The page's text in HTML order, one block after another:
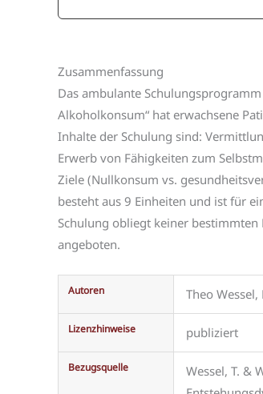
Zusammenfassung
Das ambulante
Alkoholkonsum“ hat erwachsene
Inhalte der Schulung sind:
Erwerb von Fähigkeiten zum
Ziele (Nullkonsum vs.
besteht aus 9 Einheiten und ist für
Schulung obliegt keiner
angeboten.
Autoren Theo
Lizenzhinweise publiziert
Bezugsquelle
Wessel, T. &